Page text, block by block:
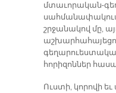
մտաւորական-
շրջանակով մը,
հորիզոններ
Ուստի, կորովի